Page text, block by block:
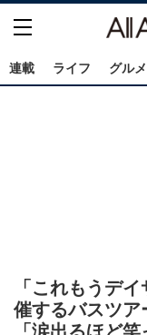
連載 ライフ グルメ
「これもうデ
催するバスツア